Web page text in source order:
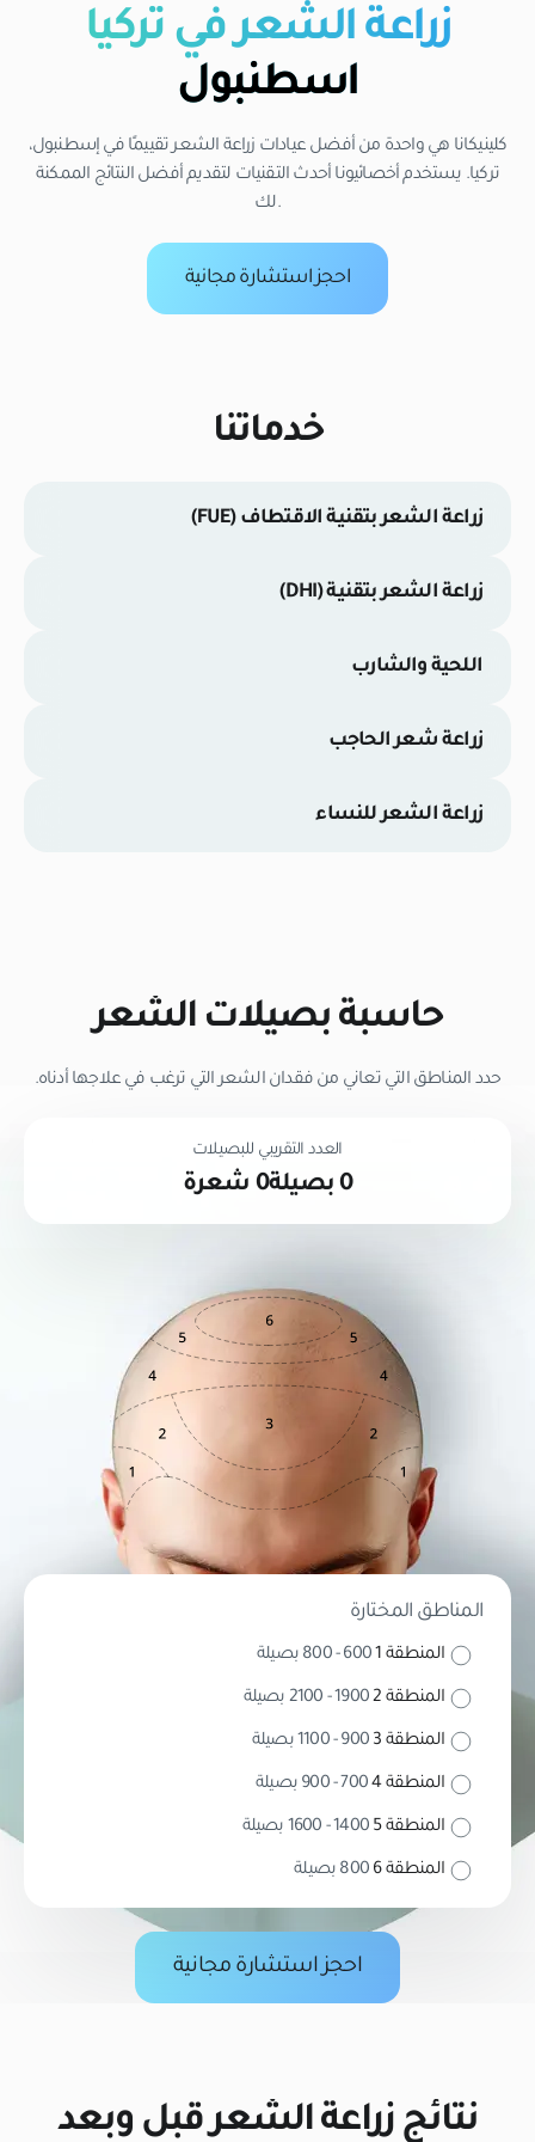
زراعة الشعر في تركيا
اسطنبول
كلينيكانا هي واحدة من أفضل عيادات زراعة الشعر تقييمًا في إسطنبول،
تركيا. يستخدم أخصائيونا أحدث التقنيات لتقديم أفضل النتائج الممكنة
لك.
احجز استشارة مجانية
خدماتنا
زراعة الشعر بتقنية الاقتطاف (FUE)
زراعة الشعر بتقنية (DHI)
اللحية والشارب
زراعة شعر الحاجب
زراعة الشعر للنساء
حاسبة بصيلات الشعر
حدد المناطق التي تعاني من فقدان الشعر التي ترغب في علاجها أدناه.
العدد التقريبي للبصيلات
0بصيلة0 شعرة
المناطق المختارة
المنطقة 1 600 - 800 بصيلة
المنطقة 2 1900 - 2100 بصيلة
المنطقة 3 900 - 1100 بصيلة
المنطقة 4 700 - 900 بصيلة
المنطقة 5 1400 - 1600 بصيلة
المنطقة 6 800 بصيلة
احجز استشارة مجانية
نتائج زراعة الشعر قبل وبعد